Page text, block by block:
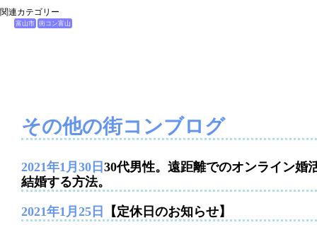
関連カテゴリー
富山市 街コン富山
その他の街コンブログ
2021年1月30日 30代男性。遠距離でのオンライン婚
結婚する方法。
2021年1月25日 【定休日のお知らせ】